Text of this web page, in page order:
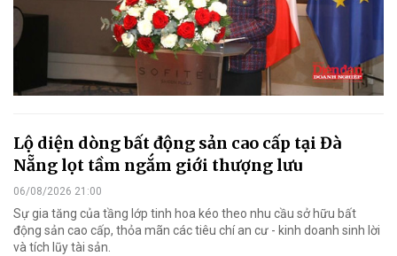
Lộ diện dòng bất động sản cao cấp tại Đà
Nẵng lọt tầm ngắm giới thượng lưu
06/08/2026 21:00
Sự gia tăng của tầng lớp tinh hoa kéo theo nhu cầu sở hữu bất
động sản cao cấp, thỏa mãn các tiêu chí an cư - kinh doanh sinh lời
và tích lũy tài sản.